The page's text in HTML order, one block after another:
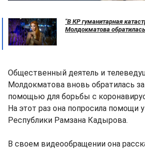
"В КР гуманитарная
Молдокматова
Общественный деятель и
Молдокматова вновь обратилась
помощью для борьбы с
На этот раз она попросила помощи
Республики Рамзана Кадырова.
В своем видеообращении она